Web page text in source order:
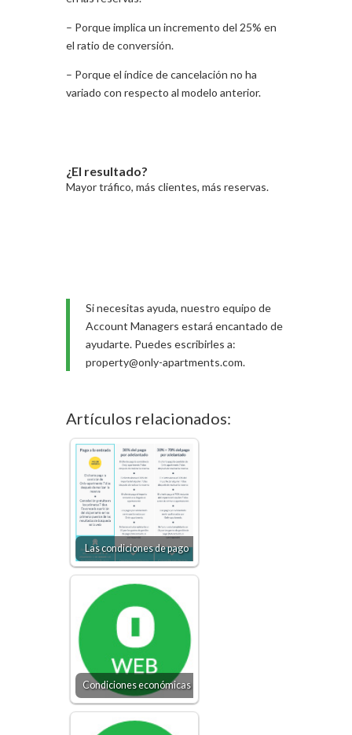
– Porque implica un incremento del 25% en
el ratio de conversión.
– Porque el índice de cancelación no ha
variado con respecto al modelo anterior.
¿El resultado?
Mayor tráfico, más clientes, más reservas.
Si necesitas ayuda, nuestro equipo de
Account Managers estará encantado de
ayudarte. Puedes escribirles a:
property@only-apartments.com.
Artículos relacionados:
Las condiciones de pago
Condiciones económicas